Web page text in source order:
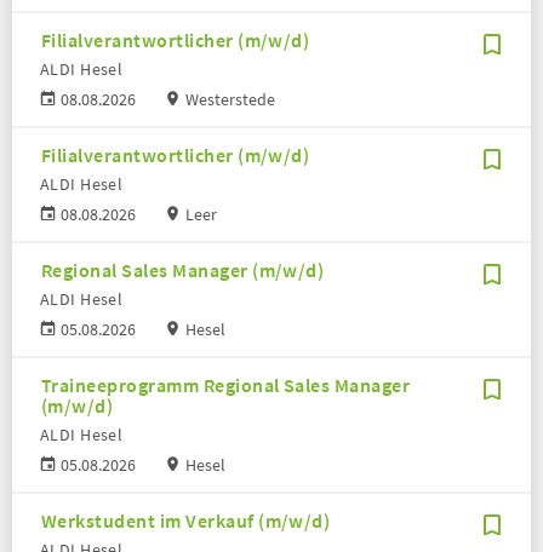
Filialverantwortlicher (m/w/d)
08.08.2026
ALDI Hesel
Westerstede
Filialverantwortlicher (m/w/d)
08.08.2026
ALDI Hesel
Leer
Regional Sales Manager (m/w/d)
05.08.2026
ALDI Hesel
Hesel
Traineeprogramm Regional Sales Manager
(m/w/d)
05.08.2026
ALDI Hesel
Hesel
Werkstudent im Verkauf (m/w/d)